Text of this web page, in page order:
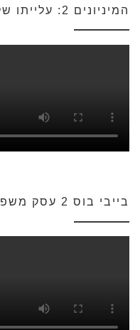
המיניונים 2: עלייתו של גרו – מדובב לעברית
בייבי בוס 2 עסק משפחתי – טריילר רשמי מדובב